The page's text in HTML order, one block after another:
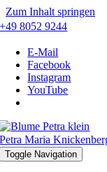
Zum Inhalt springen
+49 8052 9244
E-Mail
Facebook
Instagram
YouTube
Petra Maria
Toggle Navigation